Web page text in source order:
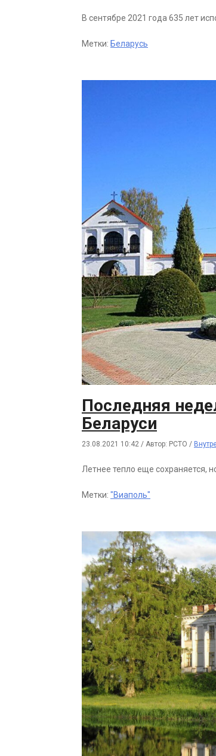
В сентябре 2021 года 635 лет
Метки: Беларусь
Последняя
Беларуси
23.08.2021 10:42 / Автор: РСТО /
Летнее тепло еще сохраняется,
Метки: "Виаполь"